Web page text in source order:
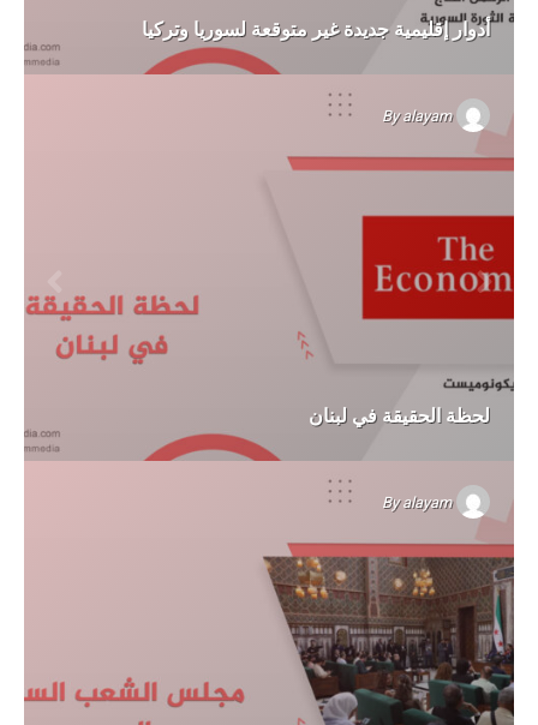
أدوار إقليمية جديدة غير متوقعة لسوريا وتركيا
Byalayam
لحظة الحقيقة في لبنان
Byalayam